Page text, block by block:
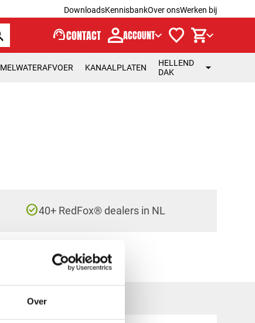
Over
DownloadsKennisbankOver onsWerken bij
support_agentCONTACT ACCOUNT
KANAALPLATEN
HELLEND
DAK
check_circle40+ RedFox® dealers in NL